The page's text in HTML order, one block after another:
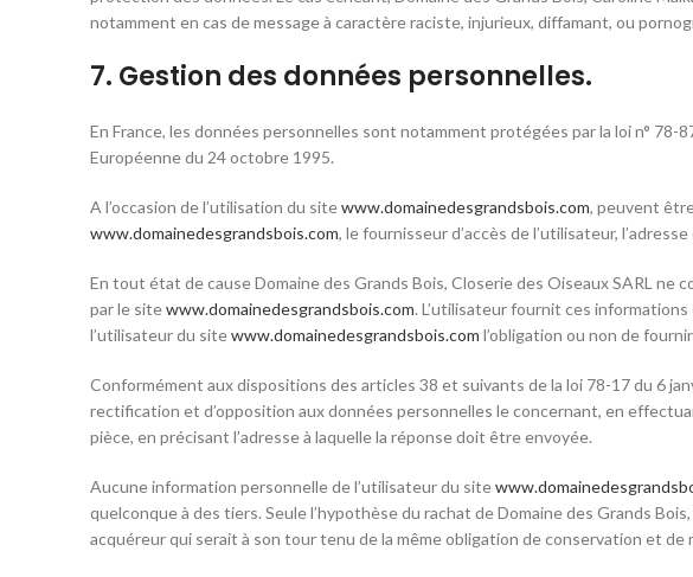
notamment en cas de message à caractère raciste, injurieux, diffamant, ou
7. Gestion des données personnelles.
En France, les données personnelles sont notamment protégées par la loi n° 78-
Européenne du 24 octobre 1995.
A l’occasion de l’utilisation du sitewww.domainedesgrandsbois.com, peuvent
www.domainedesgrandsbois.com, le fournisseur d’accès de l’utilisateur,
En tout état de cause Domaine des Grands Bois, Closerie des Oiseaux SARL
par le sitewww.domainedesgrandsbois.com. L’utilisateur fournit ces
l’utilisateur du sitewww.domainedesgrandsbois.com l’obligation ou non de
Conformément aux dispositions des articles 38 et suivants de la loi 78-17 du 6
rectification et d’opposition aux données personnelles le concernant, en
pièce, en précisant l’adresse à laquelle la réponse doit être envoyée.
Aucune information personnelle de l’utilisateur du site
quelconque à des tiers. Seule l’hypothèse du rachat de Domaine des Grands
acquéreur qui serait à son tour tenu de la même obligation de conservation et